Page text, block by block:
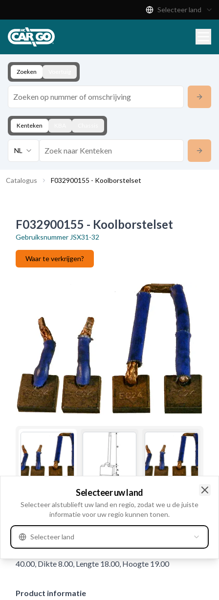
Download
Contact
Selecteer land
Zoeken
Kenteken
NL
Catalogus F032900155 - Koolborstelset
F032900155 - Koolborstelset
Gebruiksnummer JSX31-32
Waar te verkrijgen?
Details en beschrijving
Volt 12, Veer Zonder, Lengte borsteldraad 138.00,
Aantal borstels: 4, Toegepast op E95R, Draadlengte
40.00, Dikte 8.00, Lengte 18.00, Hoogte 19.00
Product informatie
Selecteer uw land
Selecteer alstublieft uw land en regio, zodat we u de juiste
informatie voor uw regio kunnen tonen.
Selecteer land